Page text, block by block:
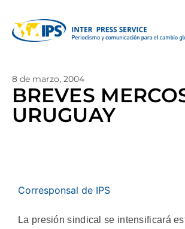
8 de marzo, 2004
BREVES
URUGUAY
Corresponsal de IPS
La presión sindical se intensificará